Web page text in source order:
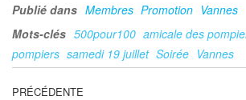
Publié dans Membres Promotion Vannes
Mots-clés 500pour100 amicale des
pompiers samedi 19 juillet Soirée Vannes
PRÉCÉDENTE